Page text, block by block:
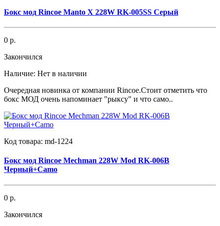
Бокс мод Rincoe Manto X 228W RK-005SS Серый
0 р.
Закончился
Наличие: Нет в наличии
Очередная новинка от компании Rincoe.Стоит отметить что
бокс МОД очень напоминает "рыксу" и что само..
Код товара: md-1224
Бокс мод Rincoe Mechman 228W Mod RK-006B
Черный+Camo
0 р.
Закончился